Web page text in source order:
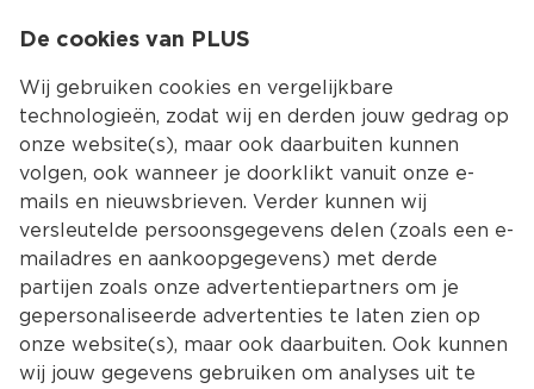
Kies jouw
De cookies van PLUS
Wij gebruiken cookies en vergelijkbare
technologieën, zodat wij en derden jouw gedrag op
onze website(s), maar ook daarbuiten kunnen
volgen, ook wanneer je doorklikt vanuit onze e-
mails en nieuwsbrieven. Verder kunnen wij
versleutelde persoonsgegevens delen (zoals een e-
mailadres en aankoopgegevens) met derde
partijen zoals onze advertentiepartners om je
gepersonaliseerde advertenties te laten zien op
onze website(s), maar ook daarbuiten. Ook kunnen
wij jouw gegevens gebruiken om analyses uit te